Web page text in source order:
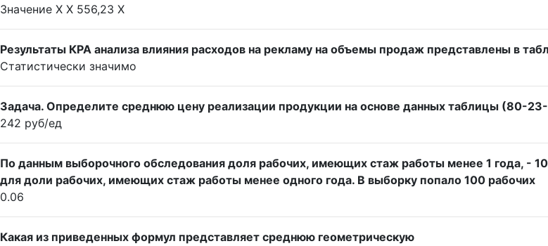
Значение X X 556,23 X
Результаты КРА анализа влияния расходов на рекламу на объемы продаж представлены в
Статистически значимо
Задача. Определите среднюю цену реализации продукции на основе данных таблицы (80-
242 руб/ед
По данным выборочного обследования доля рабочих, имеющих стаж работы менее 1 года, -
для доли рабочих, имеющих стаж работы менее одного года. В выборку попало 100 рабочих
0.06
Какая из приведенных формул представляет среднюю геометрическую